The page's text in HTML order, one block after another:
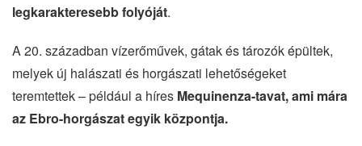
legkarakteresebb folyóját.
A 20. században vízerőművek, gátak és tározók épültek,
melyek új halászati és horgászati lehetőségeket
teremtettek – például a híres Mequinenza-tavat, ami mára
az Ebro-horgászat egyik központja.